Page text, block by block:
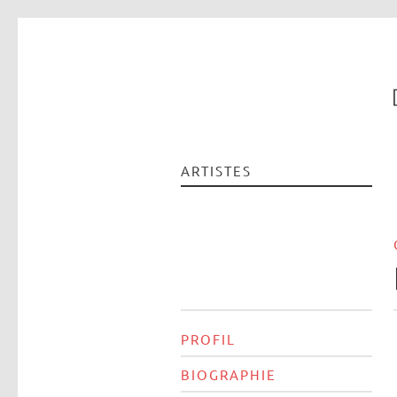
ARTISTES
PROFIL
BIOGRAPHIE